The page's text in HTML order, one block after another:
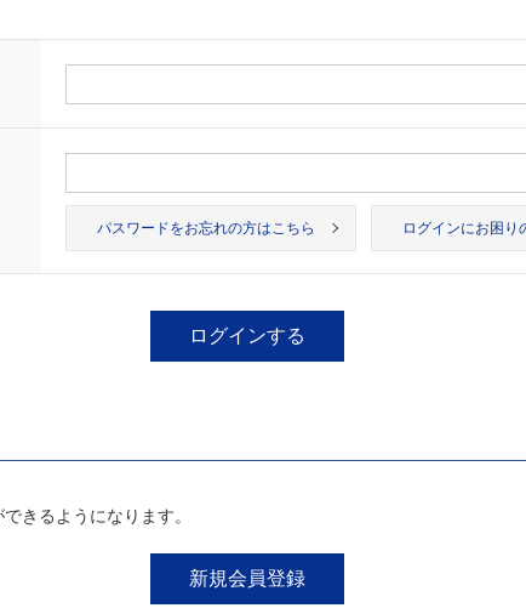
パスワードをお忘れの方はこちら ログインにお困り
きるようになります。